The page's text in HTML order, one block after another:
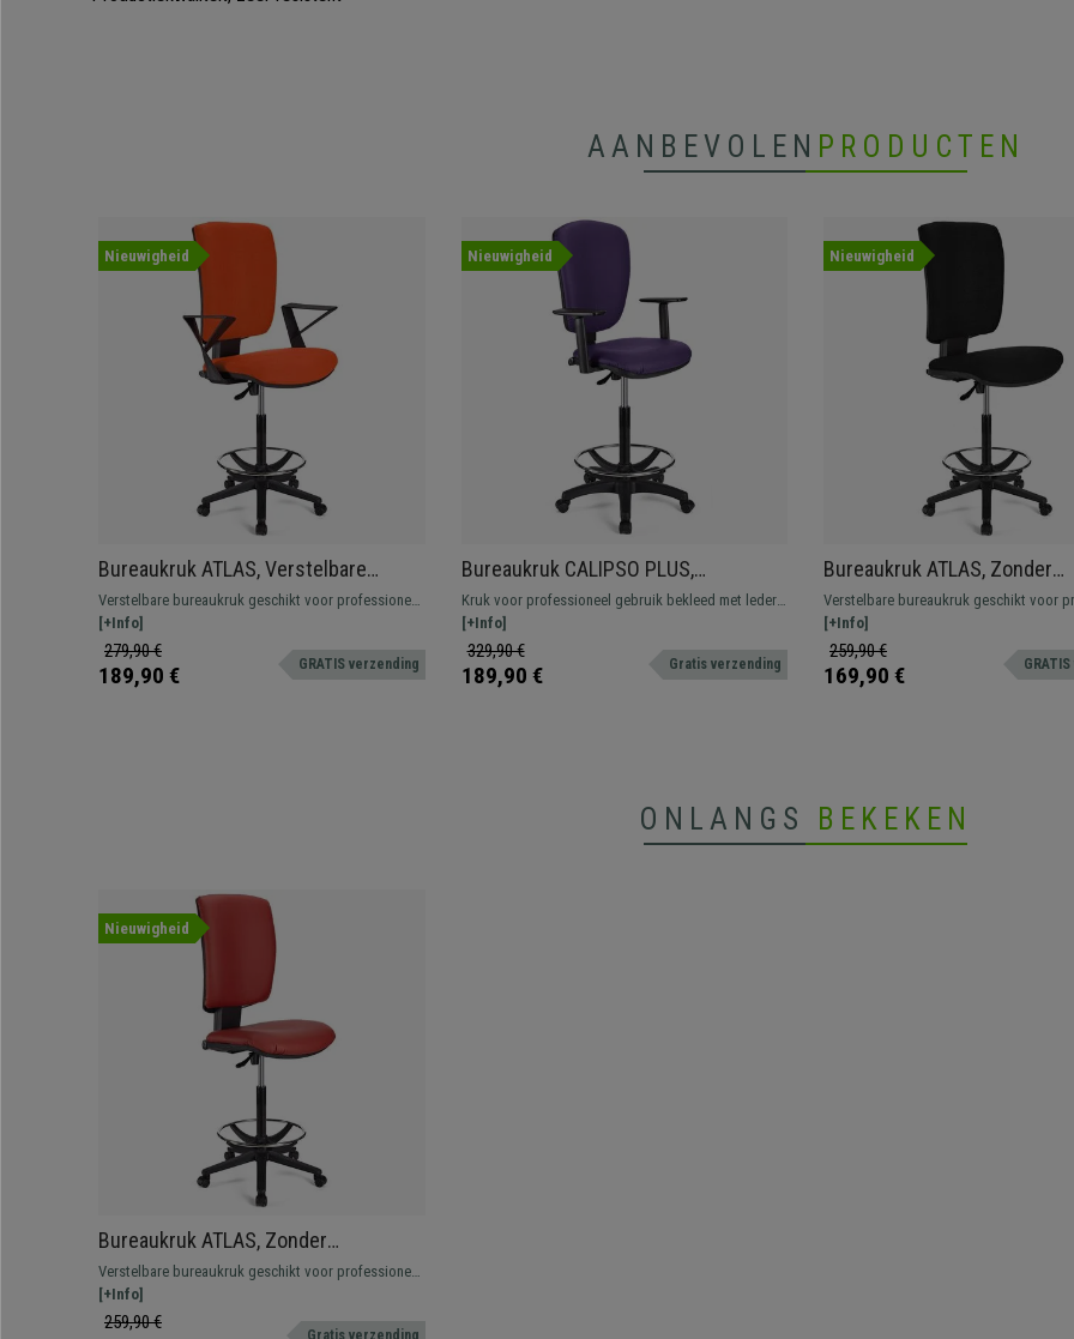
AANBEVOLEN PRODUCTEN
Nieuwigheid
Bureaukruk ATLAS, Verstelbare
rugleuning, Dikke Vulling, in Oranje
Stof
Verstelbare bureaukruk geschikt voor professioneel
gebruik. Robuust, resistent en comfortabel.
[+Info]
279,90 €
189,90 € GRATIS verzending
Nieuwigheid
Bureaukruk CALIPSO PLUS,
Verstelbare Rugleuning, Dikke Vulling,
in Paars Leder
Kruk voor professioneel gebruik bekleed met leder.
Verstelbaar, met voetsteun, resistent en
comfortabel.
[+Info]
329,90 €
189,90 € Gratis verzending
Nieuwigheid
Bureaukruk ATLAS, Zonder
Armleuningen, Verstelbare
rugleuning, Dikke Vulling, in
Stof
Verstelbare bureaukruk geschikt voor
gebruik. Robuust, resistent en
[+Info]
259,90 €
169,90 €
ONLANGS BEKEKEN
Nieuwigheid
Bureaukruk ATLAS, Zonder
Armleuningen, Verstelbare
Rugleuning, Dikke Vulling, in Rood
Leder
Verstelbare bureaukruk geschikt voor professioneel
gebruik. Robuust, resistent en comfortabel.
[+Info]
259,90 €
Gratis verzending